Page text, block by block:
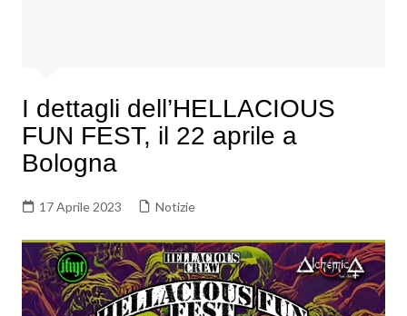
I dettagli dell’HELLACIOUS
FUN FEST, il 22 aprile a
Bologna
17 Aprile 2023 Notizie